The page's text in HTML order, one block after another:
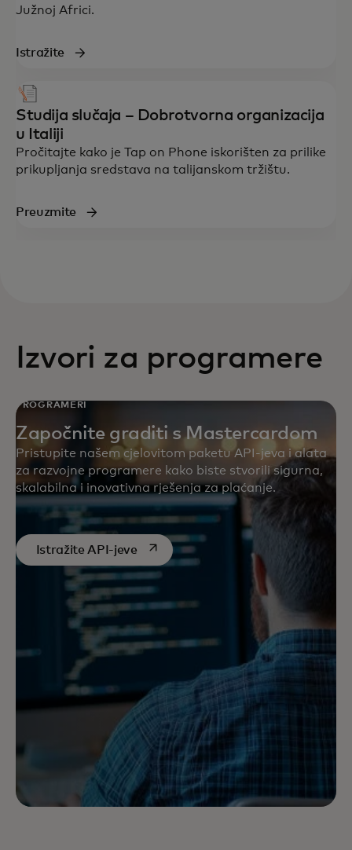
Južnoj Africi.
Istražite
Studija slučaja – Dobrotvorna organizacija
u Italiji
Pročitajte kako je Tap on Phone iskorišten za prilike
prikupljanja sredstava na talijanskom tržištu.
Preuzmite
Izvori za programere
PROGRAMERI
Započnite graditi s Mastercardom
Pristupite našem cjelovitom paketu API-jeva i alata
za razvojne programere kako biste stvorili sigurna,
skalabilna i inovativna rješenja za plaćanje.
Istražite API-jeveopens in a new tab